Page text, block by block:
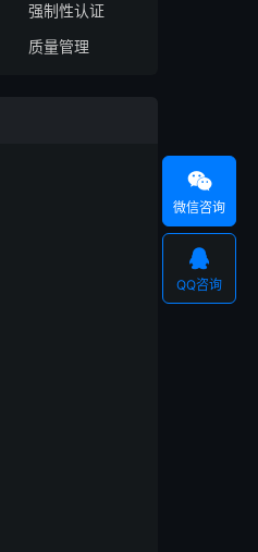
强制性认证
质量管理

微信咨询

QQ咨询